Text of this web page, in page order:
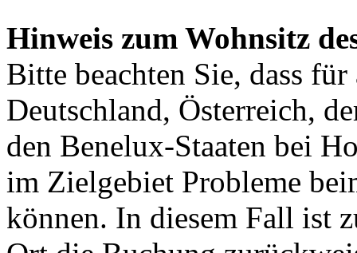
Hinweis zum Wohnsitz
Bitte beachten Sie, dass
Deutschland, Österreich,
den Benelux-Staaten bei
im Zielgebiet Probleme
können. In diesem Fall ist